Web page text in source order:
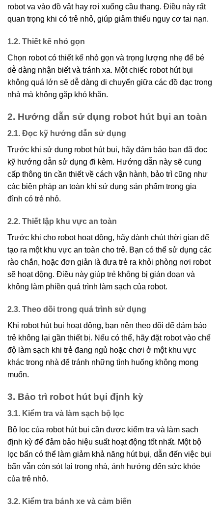
robot va vào đồ vật hay rơi xuống cầu thang. Điều này rất
quan trọng khi có trẻ nhỏ, giúp giảm thiểu nguy cơ tai nạn.
1.2. Thiết kế nhỏ gọn
Chọn robot có thiết kế nhỏ gọn và trọng lượng nhẹ để bé
dễ dàng nhận biết và tránh xa. Một chiếc robot hút bụi
không quá lớn sẽ dễ dàng di chuyển giữa các đồ đạc trong
nhà mà không gặp khó khăn.
2. Hướng dẫn sử dụng robot hút bụi an toàn
2.1. Đọc kỹ hướng dẫn sử dụng
Trước khi sử dụng robot hút bụi, hãy đảm bảo bạn đã đọc
kỹ hướng dẫn sử dụng đi kèm. Hướng dẫn này sẽ cung
cấp thông tin cần thiết về cách vận hành, bảo trì cũng như
các biện pháp an toàn khi sử dụng sản phẩm trong gia
đình có trẻ nhỏ.
2.2. Thiết lập khu vực an toàn
Trước khi cho robot hoạt động, hãy dành chút thời gian để
tạo ra một khu vực an toàn cho trẻ. Bạn có thể sử dụng các
rào chắn, hoặc đơn giản là đưa trẻ ra khỏi phòng nơi robot
sẽ hoạt động. Điều này giúp trẻ không bị gián đoạn và
không làm phiền quá trình làm sạch của robot.
2.3. Theo dõi trong quá trình sử dụng
Khi robot hút bụi hoạt động, bạn nên theo dõi để đảm bảo
trẻ không lại gần thiết bị. Nếu có thể, hãy đặt robot vào chế
độ làm sạch khi trẻ đang ngủ hoặc chơi ở một khu vực
khác trong nhà để tránh những tình huống không mong
muốn.
3. Bảo trì robot hút bụi định kỳ
3.1. Kiểm tra và làm sạch bộ lọc
Bộ lọc của robot hút bụi cần được kiểm tra và làm sạch
định kỳ để đảm bảo hiệu suất hoạt động tốt nhất. Một bộ
lọc bẩn có thể làm giảm khả năng hút bụi, dẫn đến việc bụi
bẩn vẫn còn sót lại trong nhà, ảnh hưởng đến sức khỏe
của trẻ nhỏ.
3.2. Kiểm tra bánh xe và cảm biến